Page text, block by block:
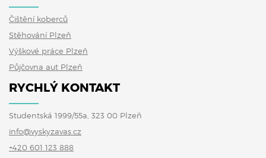
Čištění koberců
Stěhování Plzeň
Výškové práce Plzeň
Půjčovna aut Plzeň
RYCHLÝ KONTAKT
Studentská 1999/55a, 323 00 Plzeň
info@vyskyzavas.cz
+420 601 123 888